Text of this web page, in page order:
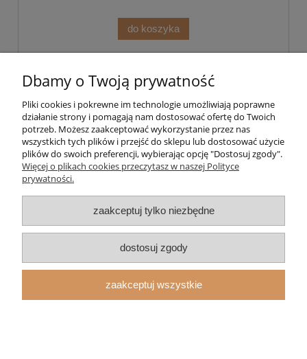
do koszyka
Pomoc
Moje konto
Strefa Klienta
Informacje
O nas
Dbamy o Twoją prywatność
Pliki cookies i pokrewne im technologie umożliwiają poprawne
działanie strony i pomagają nam dostosować ofertę do Twoich
potrzeb. Możesz zaakceptować wykorzystanie przez nas
wszystkich tych plików i przejść do sklepu lub dostosować użycie
plików do swoich preferencji, wybierając opcję "Dostosuj zgody".
Więcej o plikach cookies przeczytasz w naszej Polityce
prywatności.
zaakceptuj tylko niezbędne
dostosuj zgody
zaakceptuj wszystkie